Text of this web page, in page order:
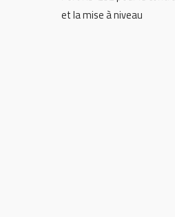
et la mise à niveau